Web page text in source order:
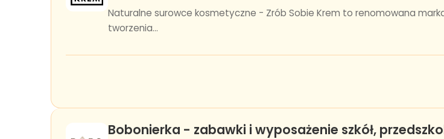
Naturalne surowce kosmetyczne - Zrób Sobie Krem to renomowana
tworzenia...
Bobonierka - zabawki i wyposażenie szkół,